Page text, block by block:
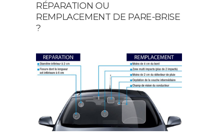
This
field
should
left
blank
RÉPARATION OU
REMPLACEMENT DE PARE-BRISE
?